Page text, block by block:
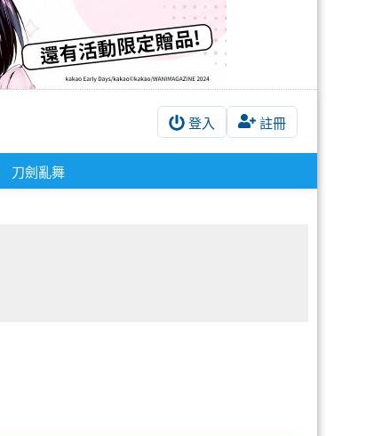
登入 註冊
刀劍亂舞